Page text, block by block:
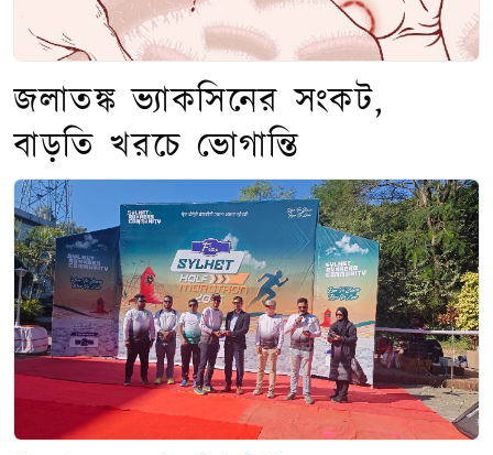
জলাতঙ্ক ভ্যাকসিনের সংকট,
বাড়তি খরচে ভোগান্তি